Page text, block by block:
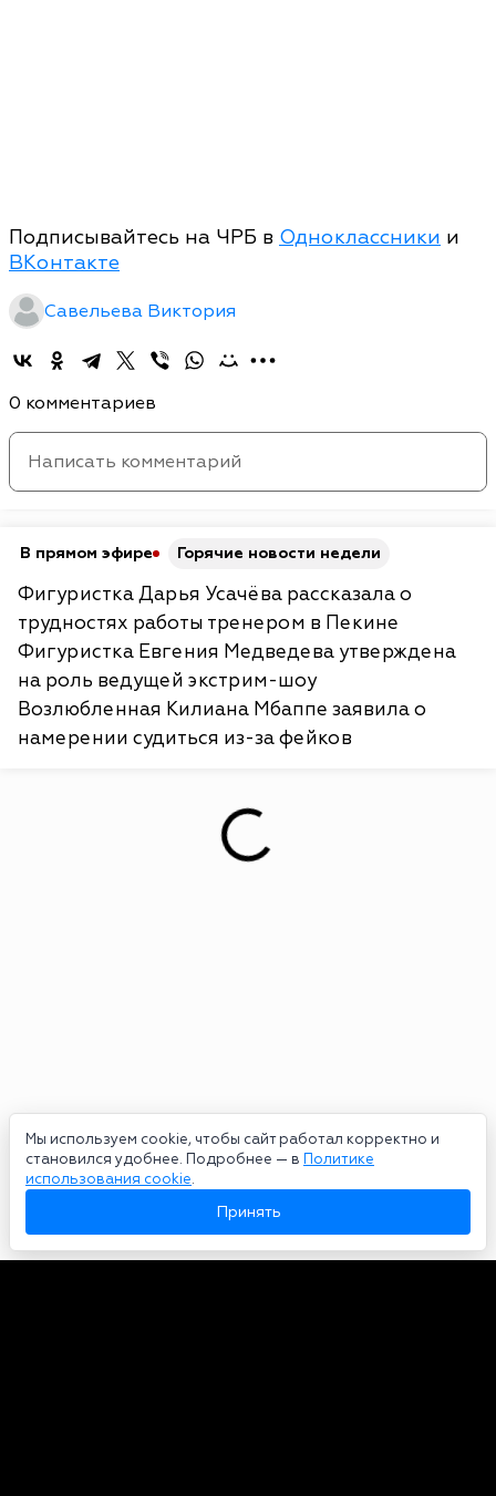
Мы используем cookie, чтобы сайт работал корректно и
становился удобнее. Подробнее — в Политике
использования cookie.
Принять
Подписывайтесь на ЧРБ в Одноклассники и
ВКонтакте
Савельева Виктория
0 комментариев
В прямом эфире Горячие новости недели
Фигуристка Дарья Усачёва рассказала о
трудностях работы тренером в Пекине
Фигуристка Евгения Медведева утверждена
на роль ведущей экстрим-шоу
Возлюбленная Килиана Мбаппе заявила о
намерении судиться из-за фейков